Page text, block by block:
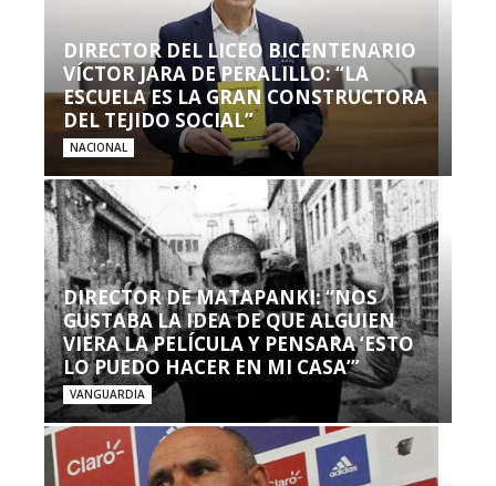
DIRECTOR DEL LICEO BICENTENARIO
VÍCTOR JARA DE PERALILLO: “LA
ESCUELA ES LA GRAN CONSTRUCTORA
DEL TEJIDO SOCIAL”
NACIONAL
DIRECTOR DE MATAPANKI: “NOS
GUSTABA LA IDEA DE QUE ALGUIEN
VIERA LA PELÍCULA Y PENSARA ‘ESTO
LO PUEDO HACER EN MI CASA’”
VANGUARDIA